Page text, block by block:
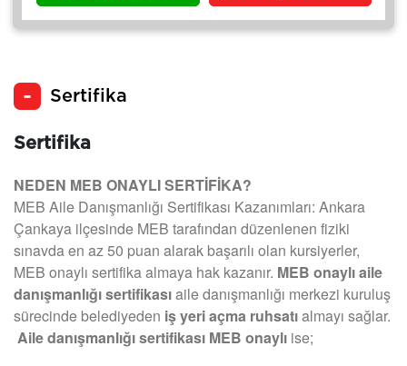
Sertifika
Sertifika
NEDEN MEB ONAYLI SERTİFİKA?
MEB Aile Danışmanlığı Sertifikası Kazanımları: Ankara
Çankaya ilçesinde MEB tarafından düzenlenen fiziki
sınavda en az 50 puan alarak başarılı olan kursiyerler,
MEB onaylı sertifika almaya hak kazanır. MEB onaylı aile
danışmanlığı sertifikasıaile danışmanlığı merkezi kuruluş
sürecinde belediyeden iş yeri açma ruhsatıalmayı sağlar.
Aile danışmanlığı sertifikası MEB onaylı ise;